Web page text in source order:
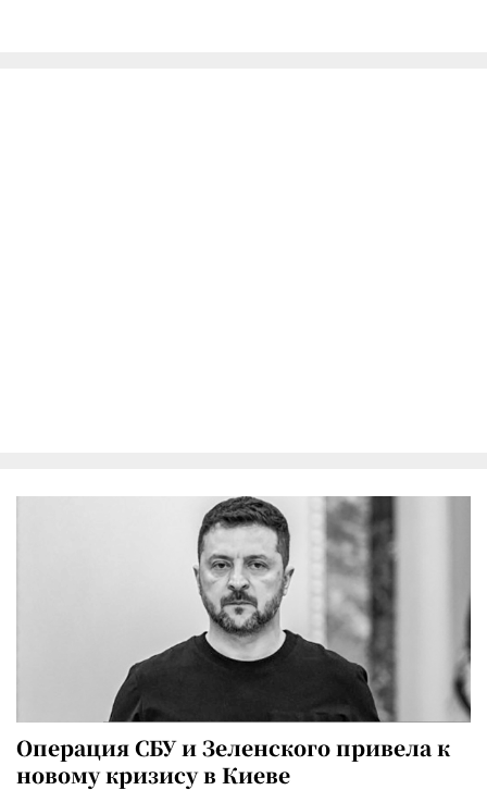
Операция СБУ и Зеленского привела к
новому кризису в Киеве